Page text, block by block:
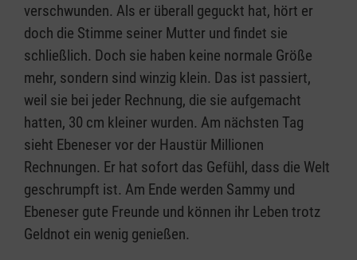
verschwunden. Als er überall geguckt hat, hört er
doch die Stimme seiner Mutter und findet sie
schließlich. Doch sie haben keine normale Größe
mehr, sondern sind winzig klein. Das ist passiert,
weil sie bei jeder Rechnung, die sie aufgemacht
hatten, 30 cm kleiner wurden. Am nächsten Tag
sieht Ebeneser vor der Haustür Millionen
Rechnungen. Er hat sofort das Gefühl, dass die Welt
geschrumpft ist. Am Ende werden Sammy und
Ebeneser gute Freunde und können ihr Leben trotz
Geldnot ein wenig genießen.